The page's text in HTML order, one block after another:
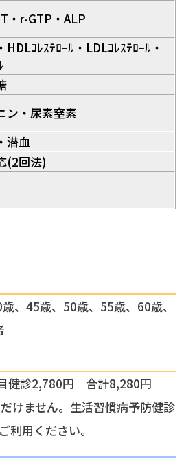
・r-GTP・ALP
HDLｺﾚｽﾃﾛｰﾙ・LDLｺﾚｽﾃﾛｰﾙ・
ン・尿素窒素
潜血
(2回法)
、45歳、50歳、55歳、60歳、
健診2,780円 合計8,280円
けません。生活習慣病予防健診
利用ください。